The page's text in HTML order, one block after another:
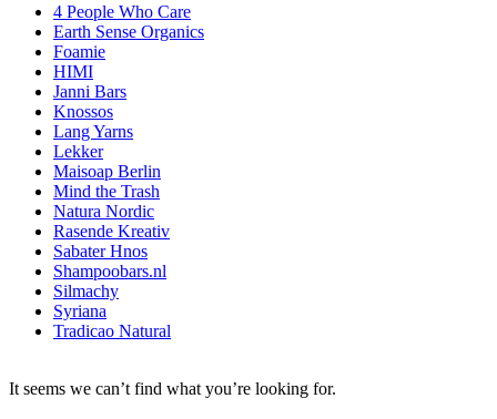
4 People Who Care
Earth Sense Organics
Foamie
HIMI
Janni Bars
Knossos
Lang Yarns
Lekker
Maisoap Berlin
Mind the Trash
Natura Nordic
Rasende Kreativ
Sabater Hnos
Shampoobars.nl
Silmachy
Syriana
Tradicao Natural
It seems we can’t find what you’re looking for.